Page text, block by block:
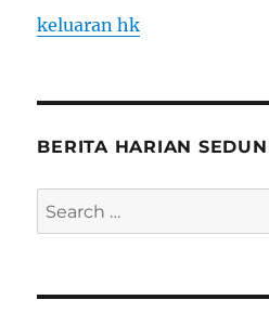
keluaran hk
BERITA HARIAN
Search
for: